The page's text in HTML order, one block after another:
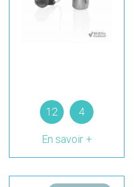
12 4
En savoir +